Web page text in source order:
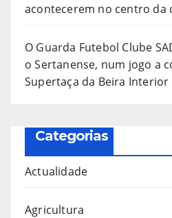
acontecerem no centro da
O Guarda Futebol Clube
o Sertanense, num jogo a
Supertaça da Beira Interior
Categorias
Actualidade
Agricultura